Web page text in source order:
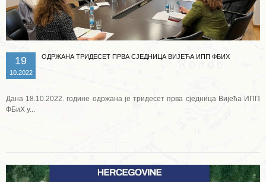
19
10.2022
ОДРЖАНА ТРИДЕСЕТ ПРВА СЈЕДНИЦА ВИЈЕЋА ИПП ФБИХ
Дана 18.10.2022. године одржана је тридесет прва сједница Вијећа ИПП
ФБиХ у...